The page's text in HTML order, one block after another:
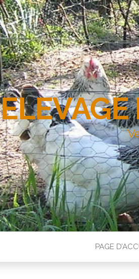
PAGE